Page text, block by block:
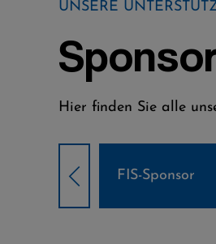
UNSERE
Hier finden Sie alle
Weltcup-
Damen